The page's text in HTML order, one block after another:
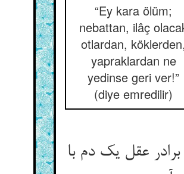
“Ey kara ölüm;
nebattan, ilâç
otlardan, köklerden,
yapraklardan ne
yedinse geri ver!”
(diye emredilir)
عقل یک دم با